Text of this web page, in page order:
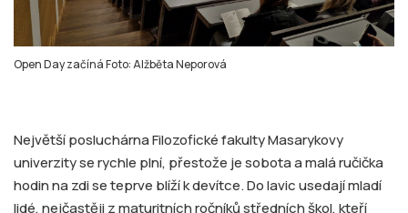
Open Day začíná Foto: Alžběta Neporová
Největší posluchárna Filozofické fakulty Masarykovy
univerzity se rychle plní, přestože je sobota a malá ručička
hodin na zdi se teprve blíží k devítce. Do lavic usedají mladí
lidé, nejčastěji z maturitních ročníků středních škol, kteří